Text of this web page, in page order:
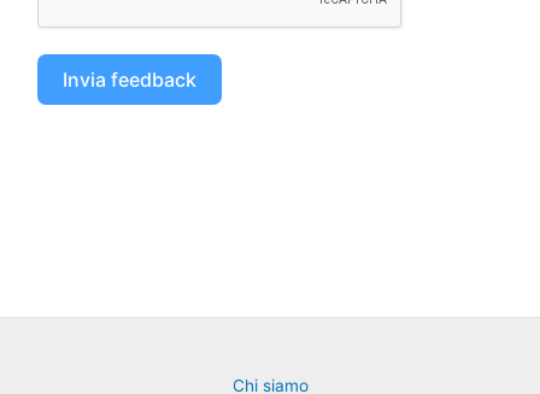
Invia feedback
Chi siamo